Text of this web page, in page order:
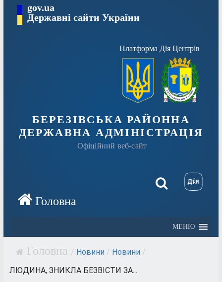
Перейтиgov.ua
Державні сайти України
Платформа Дія Центрів
БЕРЕЗІВСЬКА РАЙОННА
ДЕРЖАВНА АДМІНІСТРАЦІЯ
Офіційний веб-сайт
МЕНЮ
/ Новини / Новини /
ЛЮДИНА, ЗНИКЛА БЕЗВІСТИ ЗА...